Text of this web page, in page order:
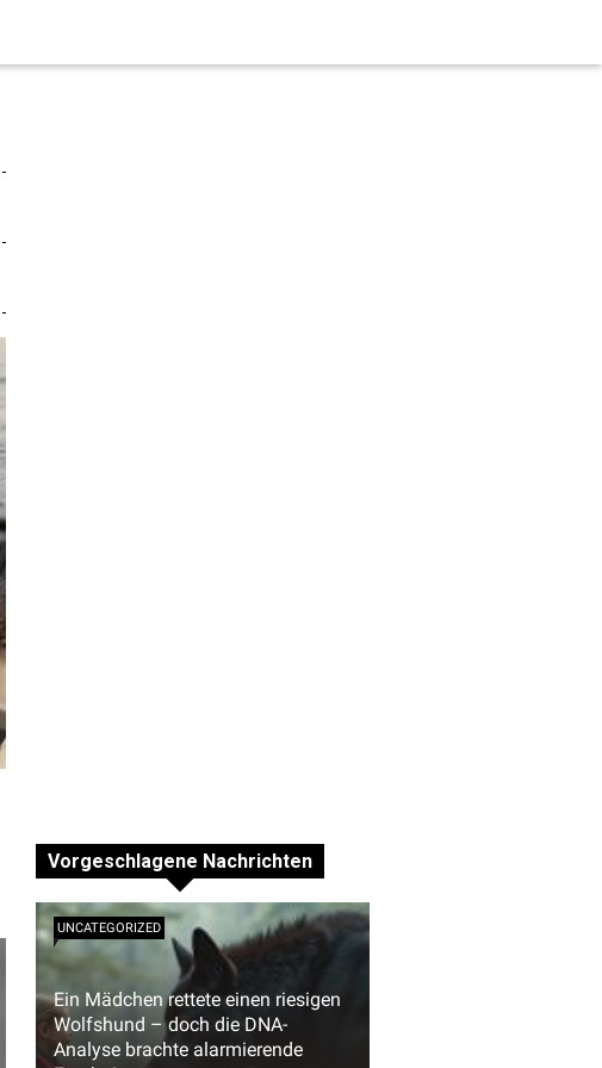
Vorgeschlagene Nachrichten
Ein Mädchen rettete einen riesigen
Wolfshund – doch die DNA-
Analyse brachte alarmierende
UNCATEGORIZED